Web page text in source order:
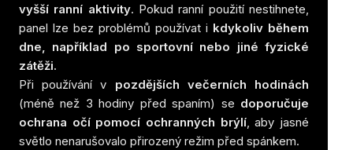
vyšší ranní aktivity. Pokud ranní použití nestihnete,
panel lze bez problémů používat i kdykoliv během
dne, například po sportovní nebo jiné fyzické
zátěži.
Při používání v pozdějších večerních hodinách
(méně než 3 hodiny před spaním) se doporučuje
ochrana očí pomocí ochranných brýlí, aby jasné
světlo nenarušovalo přirozený režim před spánkem.